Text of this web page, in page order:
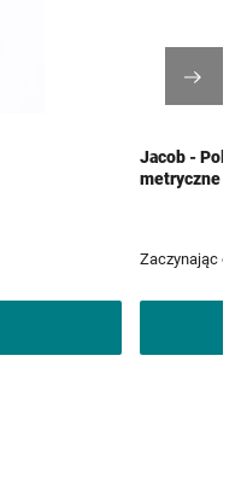
Jacob -
metryczne
Zaczynając od